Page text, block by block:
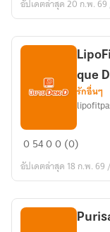
en
Kopen:
Beschikbaar
Apotheek
Officiële
Website?
อัปเดตล่าสุด 20 ก.พ. 69
LipoFit
qué
y
que
รักอื่นๆ
05400 (0)
อัปเดตล่าสุด 18 ก.พ. 69